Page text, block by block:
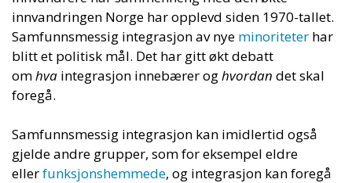
innvandringen Norge har opplevd siden 1970-tallet.
Samfunnsmessig integrasjon av nye minoriteter har
blitt et politisk mål. Det har gitt økt debatt
omhva integrasjon innebærer oghvordan det skal
foregå.
Samfunnsmessig integrasjon kan imidlertid også
gjelde andre grupper, som for eksempel eldre
ellerfunksjonshemmede, og integrasjon kan foregå